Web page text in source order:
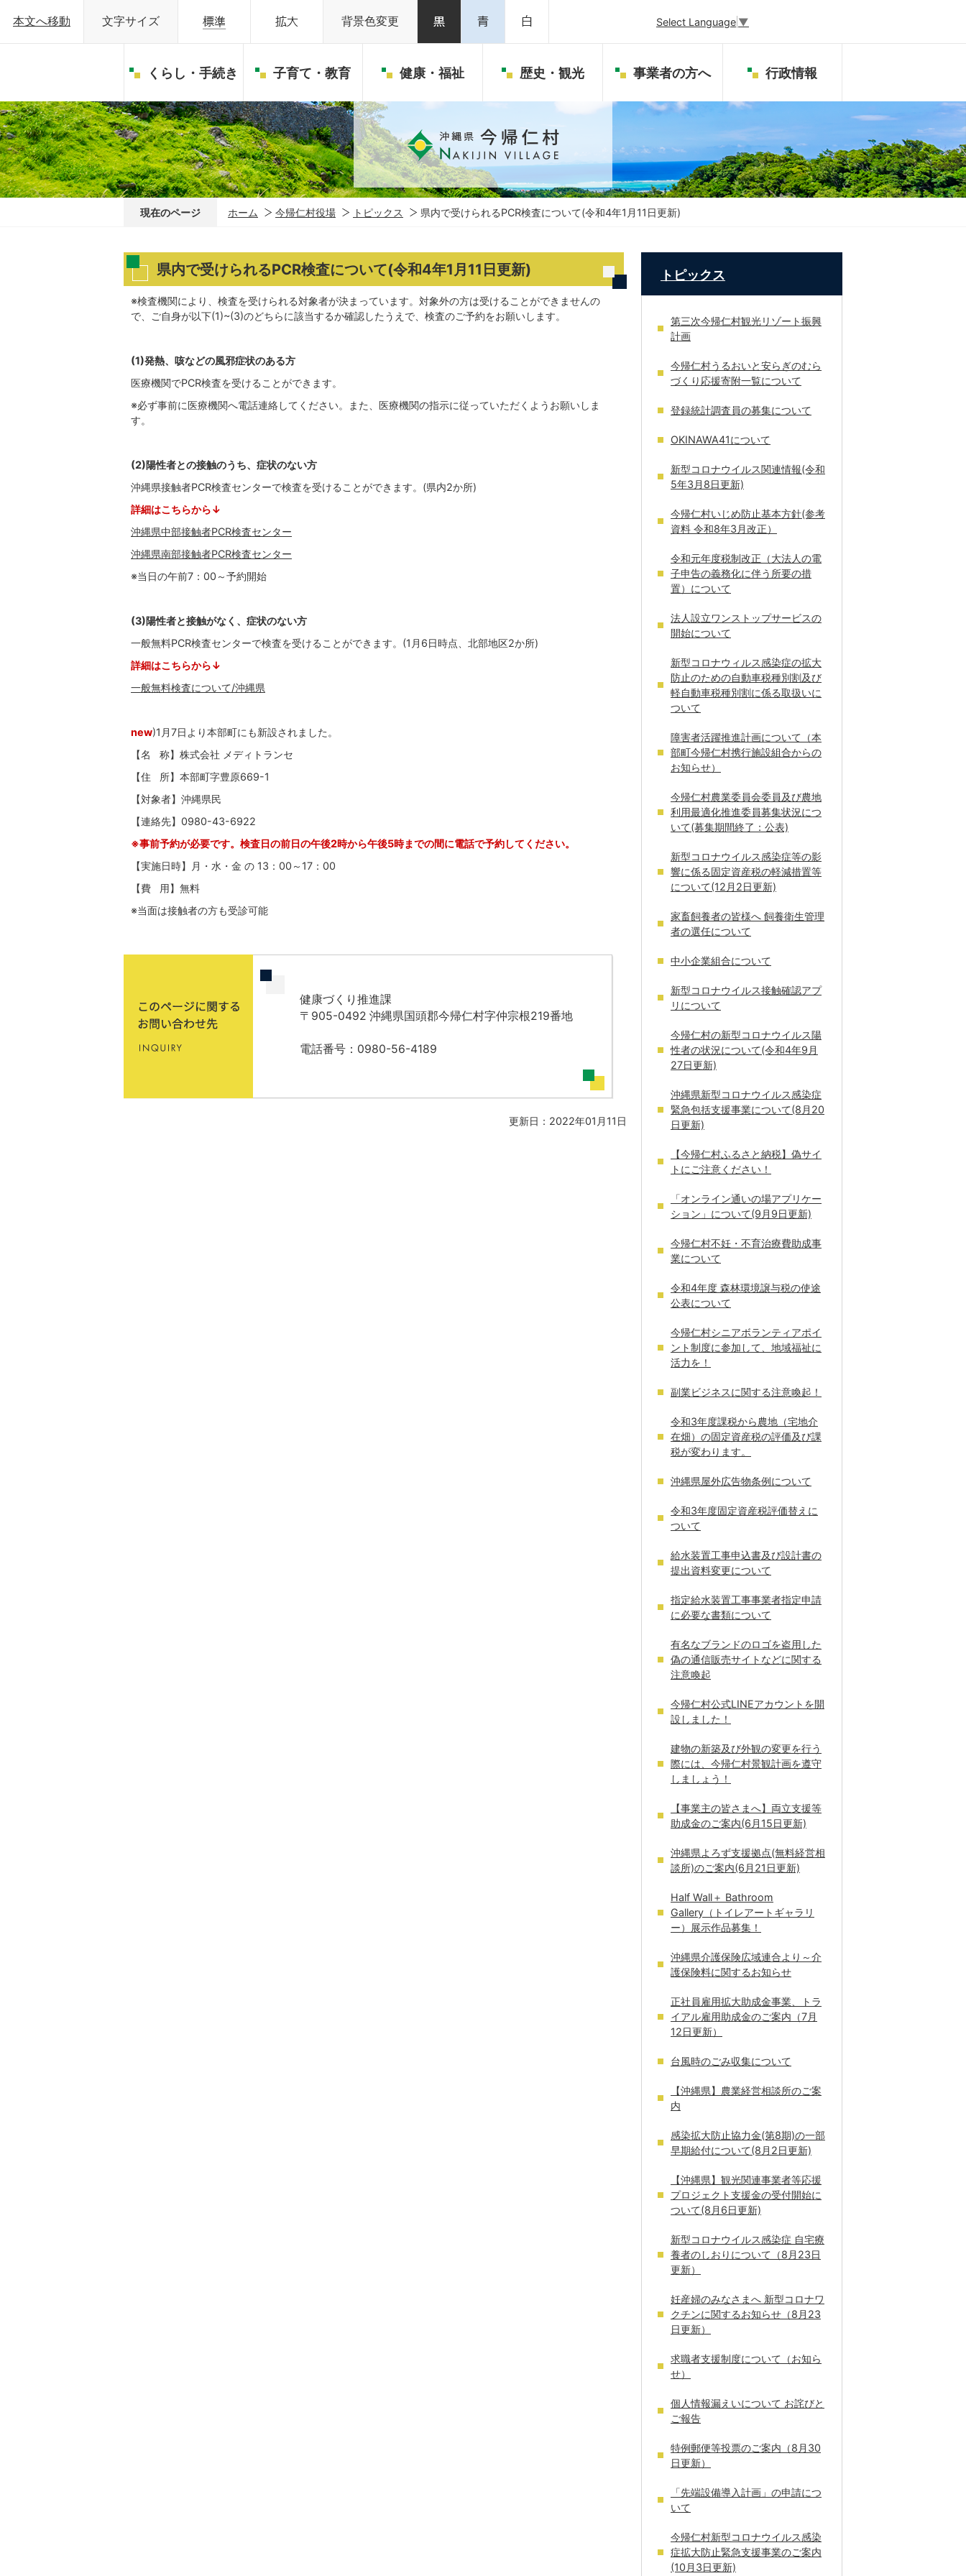
本文へ移動 文字サイズ 背景色変更 Select Language ▼
くらし・手続き 子育て・教育 健康・福祉 歴史・観光 事業者の方へ 行政情報
現在のページ ホーム 今帰仁村役場 トピックス 県内で受けられるPCR検査について(令和4年1月11日更新)
県内で受けられるPCR検査について(令和4年1月11日更新)
※検査機関により、検査を受けられる対象者が決まっています。対象外の方は受けることができませんの
で、ご自身が以下(1)~(3)のどちらに該当するか確認したうえで、検査のご予約をお願いします。
(1)発熱、咳などの風邪症状のある方
医療機関でPCR検査を受けることができます。
※必ず事前に医療機関へ電話連絡してください。また、医療機関の指示に従っていただくようお願いしま
す。
(2)陽性者との接触のうち、症状のない方
沖縄県接触者PCR検査センターで検査を受けることができます。(県内2か所)
詳細はこちらから↓
沖縄県中部接触者PCR検査センター
沖縄県南部接触者PCR検査センター
※当日の午前7：00～予約開始
(3)陽性者と接触がなく、症状のない方
一般無料PCR検査センターで検査を受けることができます。(1月6日時点、北部地区2か所)
詳細はこちらから↓
一般無料検査について/沖縄県
new)1月7日より本部町にも新設されました。
【名 称】株式会社 メディトランセ
【住 所】本部町字豊原669-1
【対象者】沖縄県民
【連絡先】0980-43-6922
※事前予約が必要です。検査日の前日の午後2時から午後5時までの間に電話で予約してください。
【実施日時】月・水・金 の 13：00～17：00
【費 用】無料
※当面は接触者の方も受診可能
健康づくり推進課
〒905-0492 沖縄県国頭郡今帰仁村字仲宗根219番地
電話番号：0980-56-4189
更新日：2022年01月11日
トピックス
第三次今帰仁村観光リゾート振興
計画
今帰仁村うるおいと安らぎのむら
づくり応援寄附一覧について
登録統計調査員の募集について
OKINAWA41について
新型コロナウイルス関連情報(令和
5年3月8日更新)
今帰仁村いじめ防止基本方針(参考
資料 令和8年3月改正）
令和元年度税制改正（大法人の電
子申告の義務化に伴う所要の措
置）について
法人設立ワンストップサービスの
開始について
新型コロナウィルス感染症の拡大
防止のための自動車税種別割及び
軽自動車税種別割に係る取扱いに
ついて
障害者活躍推進計画について（本
部町今帰仁村携行施設組合からの
お知らせ）
今帰仁村農業委員会委員及び農地
利用最適化推進委員募集状況につ
いて(募集期間終了：公表)
新型コロナウイルス感染症等の影
響に係る固定資産税の軽減措置等
について(12月2日更新)
家畜飼養者の皆様へ 飼養衛生管理
者の選任について
中小企業組合について
新型コロナウイルス接触確認アプ
リについて
今帰仁村の新型コロナウイルス陽
性者の状況について(令和4年9月
27日更新)
沖縄県新型コロナウイルス感染症
緊急包括支援事業について(8月20
日更新)
【今帰仁村ふるさと納税】偽サイ
トにご注意ください！
「オンライン通いの場アプリケー
ション」について(9月9日更新)
今帰仁村不妊・不育治療費助成事
業について
令和4年度 森林環境譲与税の使途
公表について
今帰仁村シニアボランティアポイ
ント制度に参加して、地域福祉に
活力を！
副業ビジネスに関する注意喚起！
令和3年度課税から農地（宅地介
在畑）の固定資産税の評価及び課
税が変わります。
沖縄県屋外広告物条例について
令和3年度固定資産税評価替えに
ついて
給水装置工事申込書及び設計書の
提出資料変更について
指定給水装置工事事業者指定申請
に必要な書類について
有名なブランドのロゴを盗用した
偽の通信販売サイトなどに関する
注意喚起
今帰仁村公式LINEアカウントを開
設しました！
建物の新築及び外観の変更を行う
際には、今帰仁村景観計画を遵守
しましょう！
【事業主の皆さまへ】両立支援等
助成金のご案内(6月15日更新)
沖縄県よろず支援拠点(無料経営相
談所)のご案内(6月21日更新)
Half Wall＋ Bathroom
Gallery（トイレアートギャラリ
ー）展示作品募集！
沖縄県介護保険広域連合より～介
護保険料に関するお知らせ
正社員雇用拡大助成金事業、トラ
イアル雇用助成金のご案内（7月
12日更新）
台風時のごみ収集について
【沖縄県】農業経営相談所のご案
内
感染拡大防止協力金(第8期)の一部
早期給付について(8月2日更新)
【沖縄県】観光関連事業者等応援
プロジェクト支援金の受付開始に
ついて(8月6日更新)
新型コロナウイルス感染症 自宅療
養者のしおりについて（8月23日
更新）
妊産婦のみなさまへ 新型コロナワ
クチンに関するお知らせ（8月23
日更新）
求職者支援制度について（お知ら
せ）
個人情報漏えいについて お詫びと
ご報告
特例郵便等投票のご案内（8月30
日更新）
「先端設備導入計画」の申請につ
いて
今帰仁村新型コロナウイルス感染
症拡大防止緊急支援事業のご案内
(10月3日更新)